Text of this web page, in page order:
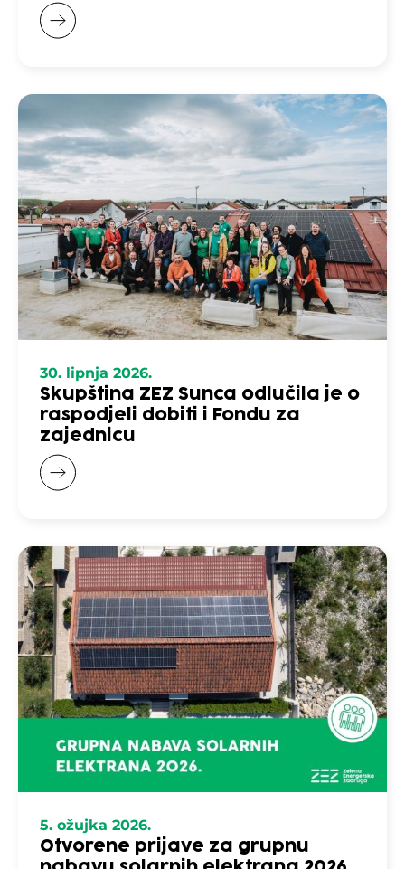
30. lipnja 2026.
Skupština ZEZ Sunca odlučila je o
raspodjeli dobiti i Fondu za
zajednicu
5. ožujka 2026.
Otvorene prijave za grupnu